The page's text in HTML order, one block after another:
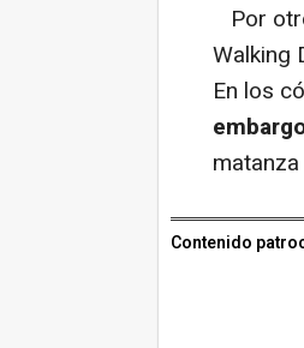
Por
Walking
En los
Contenido